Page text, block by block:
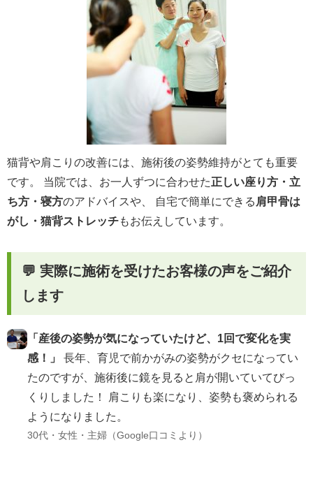
猫背や肩こりの改善には、施術後の姿勢維持がとても重要
です。 当院では、お一人ずつに合わせた正しい座り方・立
ち方・寝方のアドバイスや、 自宅で簡単にできる 肩甲骨は
がし・猫背ストレッチもお伝えしています。
💬 実際に施術を受けたお客様の声をご紹介
します
「産後の姿勢が気になっていたけど、1回で変化を実
感！」
長年、育児で前かがみの姿勢がクセになってい
たのですが、施術後に鏡を見ると肩が開いていてびっ
くりしました！ 肩こりも楽になり、姿勢も褒められる
ようになりました。
30代・女性・主婦（Google口コミより）